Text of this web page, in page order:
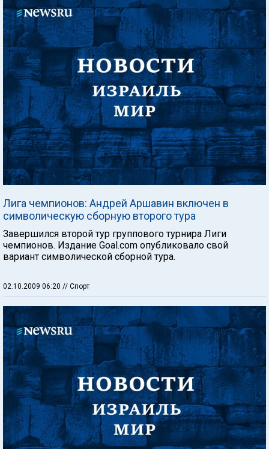
Лига чемпионов: Андрей Аршавин включен в
символическую сборную второго тура
Завершился второй тур группового турнира Лиги
чемпионов. Издание Goal.com опубликовало свой
вариант символической сборной тура.
02.10.2009 06:20 // Спорт